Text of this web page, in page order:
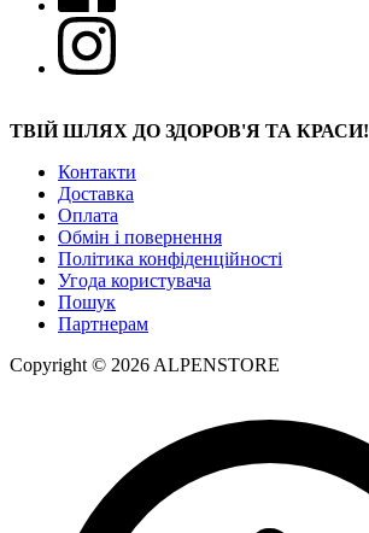
ТВІЙ ШЛЯХ ДО ЗДОРОВ'Я ТА КРАСИ!
Контакти
Доставка
Оплата
Обмін і повернення
Політика конфіденційності
Угода користувача
Пошук
Партнерам
Copyright © 2026 ALPENSTORE